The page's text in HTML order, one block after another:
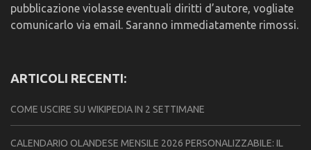
pubblicazione violasse eventuali diritti d’autore, vogliate
comunicarlo via email. Saranno immediatamente rimossi.
ARTICOLI RECENTI:
COME USCIRE SU WIKIPEDIA IN 2 SETTIMANE
CALENDARIO OLANDESE MENSILE 2026 PERSONALIZZABILE: IL